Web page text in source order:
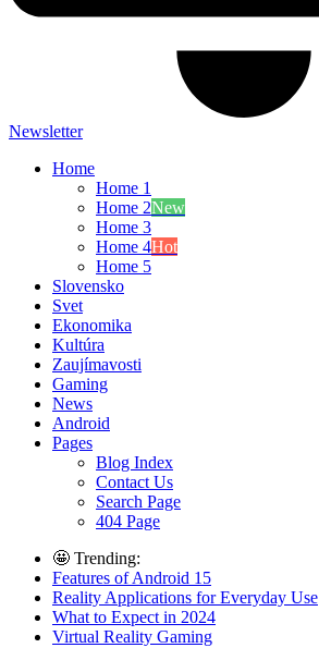
Newsletter
Home
Home 1
Home 2New
Home 3
Home 4Hot
Home 5
Slovensko
Svet
Ekonomika
Kultúra
Zaujímavosti
Gaming
News
Android
Pages
Blog Index
Contact Us
Search Page
404 Page
🤩 Trending:
Features of Android 15
Reality Applications for Everyday Use
What to Expect in 2024
Virtual Reality Gaming